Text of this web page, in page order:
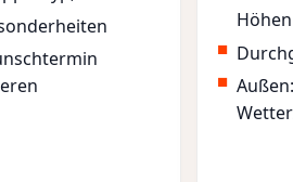
Höhen
Außen: